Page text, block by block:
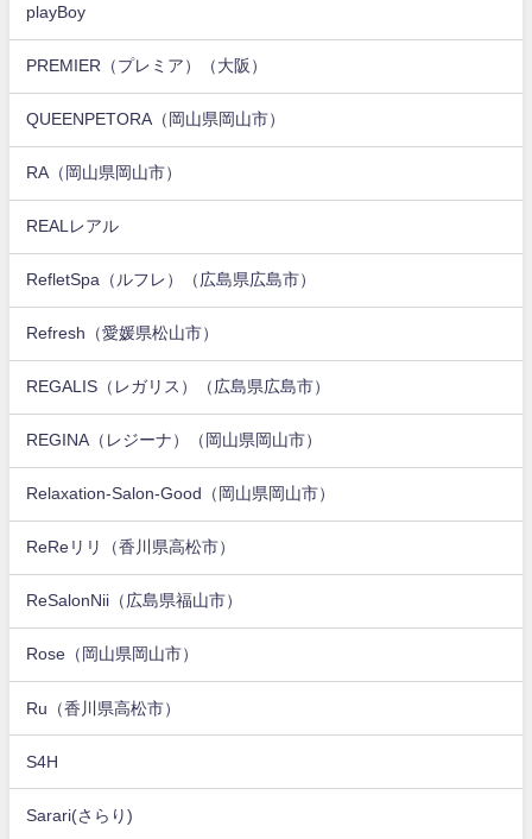
playBoy
PREMIER（プレミア）（大阪）
QUEENPETORA（岡山県岡山市）
RA（岡山県岡山市）
REALレアル
RefletSpa（ルフレ）（広島県広島市）
Refresh（愛媛県松山市）
REGALIS（レガリス）（広島県広島市）
REGINA（レジーナ）（岡山県岡山市）
Relaxation-Salon-Good（岡山県岡山市）
ReReリリ（香川県高松市）
ReSalonNii（広島県福山市）
Rose（岡山県岡山市）
Ru（香川県高松市）
S4H
Sarari(さらり)